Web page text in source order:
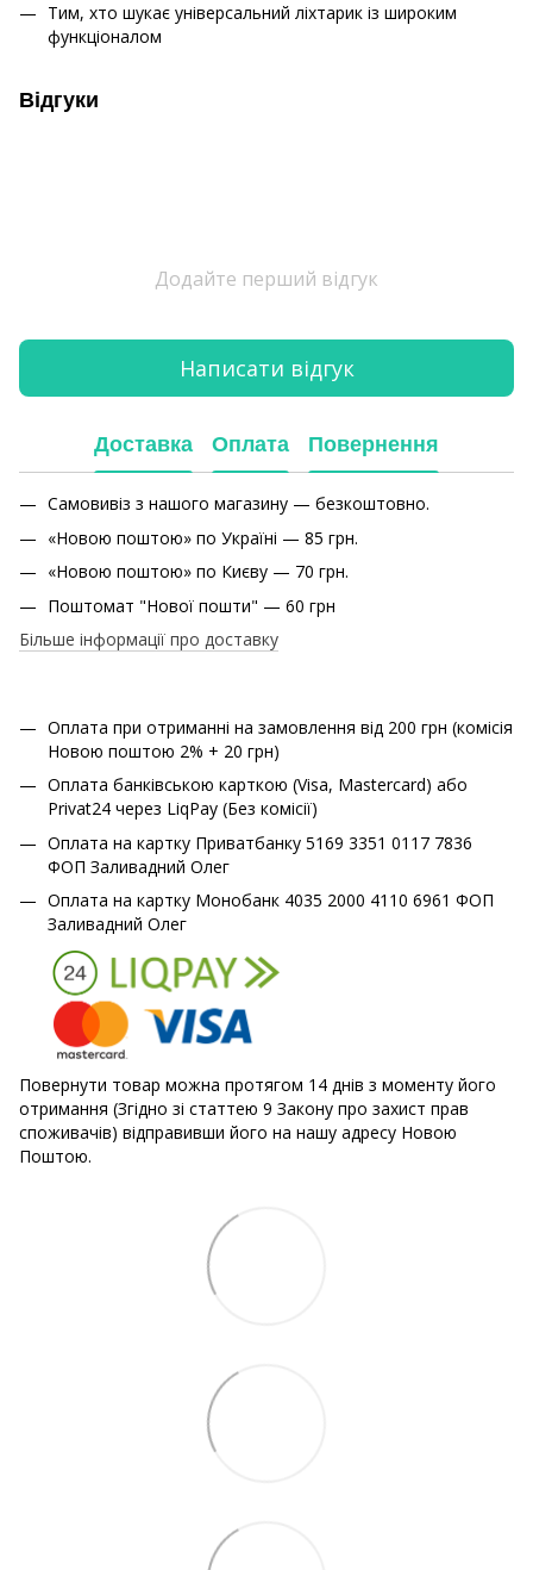
Тим, хто шукає універсальний ліхтарик із широким
функціоналом
Відгуки
Додайте перший відгук
Написати відгук
Доставка Оплата Повернення
Самовивіз з нашого магазину — безкоштовно.
«Новою поштою» по Україні — 85 грн.
«Новою поштою» по Києву — 70 грн.
Поштомат "Нової пошти" — 60 грн
Більше інформації про доставку
Оплата при отриманні на замовлення від 200 грн (комісія
Новою поштою 2% + 20 грн)
Оплата банківською карткою (Visa, Mastercard) або
Privat24 через LiqPay (Без комісії)
Оплата на картку Приватбанку 5169 3351 0117 7836
ФОП Заливадний Олег
Оплата на картку Монобанк 4035 2000 4110 6961 ФОП
Заливадний Олег
Повернути товар можна протягом 14 днів з моменту його
отримання (Згідно зі статтею 9 Закону про захист прав
споживачів) відправивши його на нашу адресу Новою
Поштою.